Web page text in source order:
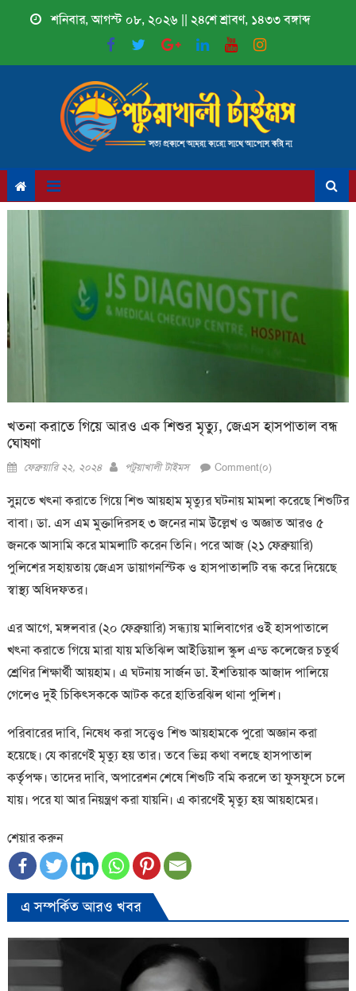
শনিবার, আগস্ট ০৮, ২০২৬ || ২৪শে শ্রাবণ, ১৪৩৩ বঙ্গাব্দ
খতনা করাতে গিয়ে আরও এক শিশুর মৃত্যু, জেএস হাসপাতাল বন্ধ
ঘোষণা
Posted
ফেব্রুয়ারি ২২, ২০২৪ Author
পটুয়াখালী টাইমস Comment(০)
সুন্নতে খৎনা করাতে গিয়ে শিশু আয়হাম মৃত্যুর ঘটনায় মামলা করেছে শিশুটির
বাবা। ডা. এস এম মুক্তাদিরসহ ৩ জনের নাম উল্লেখ ও অজ্ঞাত আরও ৫
জনকে আসামি করে মামলাটি করেন তিনি। পরে আজ (২১ ফেব্রুয়ারি)
পুলিশের সহায়তায় জেএস ডায়াগনস্টিক ও হাসপাতালটি বন্ধ করে দিয়েছে
স্বাস্থ্য অধিদফতর।
এর আগে, মঙ্গলবার (২০ ফেব্রুয়ারি) সন্ধ্যায় মালিবাগের ওই হাসপাতালে
খৎনা করাতে গিয়ে মারা যায় মতিঝিল আইডিয়াল স্কুল এন্ড কলেজের চতুর্থ
শ্রেণির শিক্ষার্থী আয়হাম। এ ঘটনায় সার্জন ডা. ইশতিয়াক আজাদ পালিয়ে
গেলেও দুই চিকিৎসককে আটক করে হাতিরঝিল থানা পুলিশ।
পরিবারের দাবি, নিষেধ করা সত্ত্বেও শিশু আয়হামকে পুরো অজ্ঞান করা
হয়েছে। যে কারণেই মৃত্যু হয় তার। তবে ভিন্ন কথা বলছে হাসপাতাল
কর্তৃপক্ষ। তাদের দাবি, অপারেশন শেষে শিশুটি বমি করলে তা ফুসফুসে চলে
যায়। পরে যা আর নিয়ন্ত্রণ করা যায়নি। এ কারণেই মৃত্যু হয় আয়হামের।
শেয়ার করুন
এ সম্পর্কিত আরও খবর